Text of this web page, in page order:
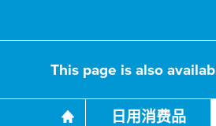
This page is also
日用消费品